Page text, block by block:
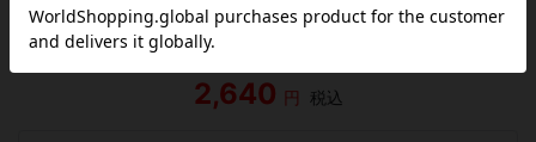
レビューを書く
2,640 円 税込